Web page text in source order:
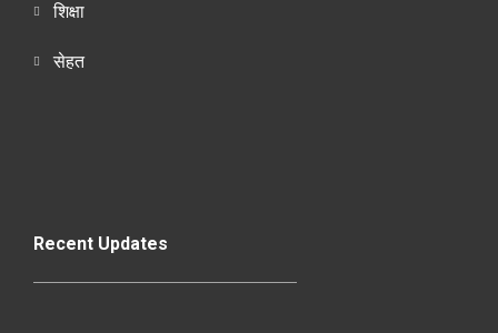
शिक्षा
सेहत
Recent Updates